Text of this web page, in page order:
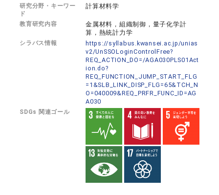
研究分野・キーワー
ド
計算材料学
教育研究内容
金属材料，組織制御，量子化学計
算，熱統計力学
シラバス情報
https://syllabus.kwansei.ac.jp/unias
v2/UnSSOLoginControlFree?
REQ_ACTION_DO=/AGA030PLS01Act
ion.do?
REQ_FUNCTION_JUMP_START_FLG
=1&SLB_LINK_DISP_FLG=65&TCH_N
O=040009&REQ_PRFR_FUNC_ID=AG
A030
SDGs 関連ゴール